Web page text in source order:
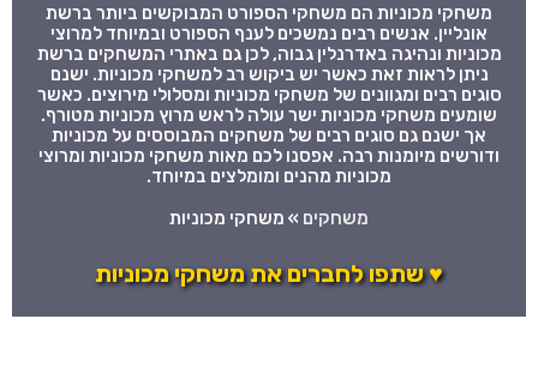
משחקי מכוניות הם משחקי הספורט המבוקשים ביותר ברשת
אונליין. אנשים רבים נמשכים לענף הספורט ובמיוחד למרוצי
מכוניות ונהיגה באדרנלין גבוה, לכן גם באתרי המשחקים ברשת
ניתן לראות זאת כאשר יש ביקוש רב למשחקי מכוניות. ישנם
סוגים רבים ומגוונים של משחקי מכוניות ומסלולי מירוצים. כאשר
שומעים משחקי מכוניות ישר עולה לראש מרוץ מכוניות מטורף.
אך ישנם גם סוגים רבים של משחקים המבוססים על מכוניות
ודורשים מיומנות רבה. אפסנו לכם מאות משחקי מכוניות ומרוצי
מכוניות מהנים ומומלצים במיוחד.
משחקים » משחקי מכוניות
♥ שתפו לחברים את משחקי מכוניות